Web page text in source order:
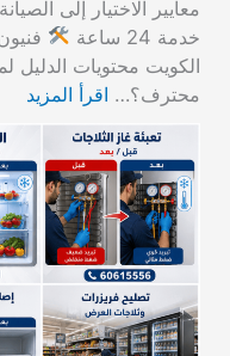
معايير الاختيار إلى
خدمة 24 ساعة
الكويت محتويات الدليل
محترف؟… اقرأ المزيد